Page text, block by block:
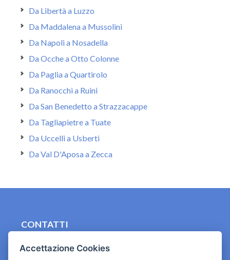
Da Libertà a Luzzo
Da Maddalena a Mussolini
Da Napoli a Nosadella
Da Ocche a Otto Colonne
Da Paglia a Quartirolo
Da Ranocchi a Ruini
Da San Benedetto a Strazzacappe
Da Tagliapietre a Tuate
Da Uccelli a Usberti
Da Val D'Aposa a Zecca
CONTATTI
Accettazione Cookies